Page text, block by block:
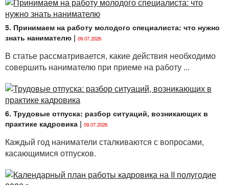
5. Принимаем на работу молодого специалиста: что нужно
знать нанимателю | 09.07.2026
В статье рассматривается, какие действия необходимо
совершить нанимателю при приеме на работу ...
6. Трудовые отпуска: разбор ситуаций, возникающих в
практике кадровика | 09.07.2026
Каждый год наниматели сталкиваются с вопросами,
касающимися отпусков.